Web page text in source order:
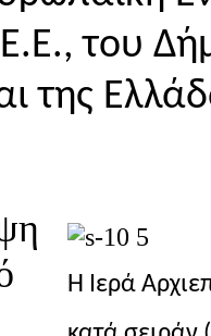
Ε.Ε., του
της
Η Ιερά